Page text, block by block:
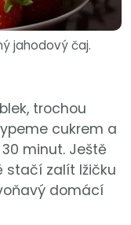
jahodový čaj.
trochou
cukrem a
minut. Ještě
stačí zalít lžičku
domácí